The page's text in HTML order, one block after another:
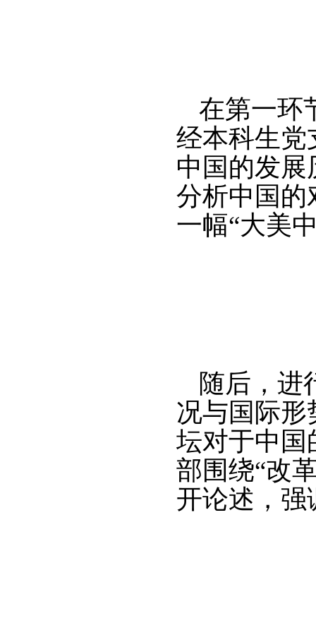
在第一环
经本科生党
中国的发
分析中国的
一幅“大美
随后，进
况与国际形
坛对于中国
部围绕“改
开论述，强